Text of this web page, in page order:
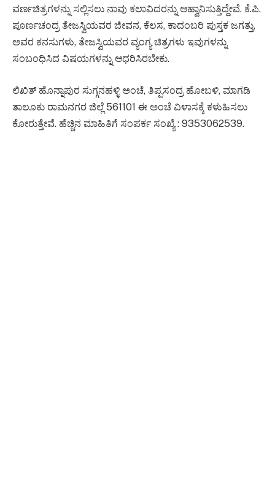
ವರ್ಣಚಿತ್ರಗಳನ್ನು ಸಲ್ಲಿಸಲು ನಾವು ಕಲಾವಿದರನ್ನು ಆಹ್ವಾನಿಸುತ್ತಿದ್ದೇವೆ. ಕೆ.ಪಿ.
ಪೂರ್ಣಚಂದ್ರ ತೇಜಸ್ವಿಯವರ ಜೀವನ, ಕೆಲಸ, ಕಾದಂಬರಿ ಪುಸ್ತಕ ಜಗತ್ತು,
ಅವರ ಕನಸುಗಳು, ತೇಜಸ್ವಿಯವರ ವ್ಯಂಗ್ಯ ಚಿತ್ರಗಳು ಇವುಗಳನ್ನು
ಸಂಬಂಧಿಸಿದ ವಿಷಯಗಳನ್ನು ಆಧರಿಸಿರಬೇಕು.
ಲಿಖಿತ್ ಹೊನ್ನಾಪುರ ಸುಗ್ಗನಹಳ್ಳಿ ಅಂಚೆ, ತಿಪ್ಪಸಂದ್ರ ಹೋಬಳಿ, ಮಾಗಡಿ
ತಾಲೂಕು ರಾಮನಗರ ಜಿಲ್ಲೆ 561101 ಈ ಅಂಚೆ ವಿಳಾಸಕ್ಕೆ ಕಳುಹಿಸಲು
ಕೋರುತ್ತೇವೆ. ಹೆಚ್ಚಿನ ಮಾಹಿತಿಗೆ ಸಂಪರ್ಕ ಸಂಖ್ಯೆ : 9353062539.